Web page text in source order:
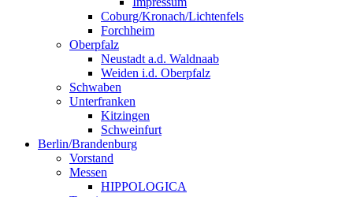
Coburg/Kronach/Lichtenfels
Forchheim
Oberpfalz
Neustadt a.d. Waldnaab
Weiden i.d. Oberpfalz
Schwaben
Unterfranken
Kitzingen
Schweinfurt
Berlin/Brandenburg
Vorstand
Messen
HIPPOLOGICA